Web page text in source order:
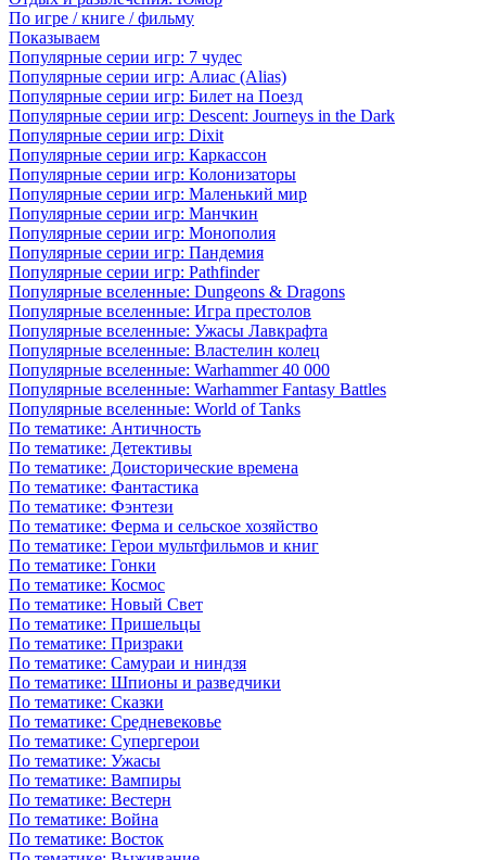
По игре / книге / фильму
Показываем
Популярные серии игр: 7 чудес
Популярные серии игр: Алиас (Alias)
Популярные серии игр: Билет на Поезд
Популярные серии игр: Descent: Journeys in the Dark
Популярные серии игр: Dixit
Популярные серии игр: Каркассон
Популярные серии игр: Колонизаторы
Популярные серии игр: Маленький мир
Популярные серии игр: Манчкин
Популярные серии игр: Монополия
Популярные серии игр: Пандемия
Популярные серии игр: Pathfinder
Популярные вселенные: Dungeons & Dragons
Популярные вселенные: Игра престолов
Популярные вселенные: Ужасы Лавкрафта
Популярные вселенные: Властелин колец
Популярные вселенные: Warhammer 40 000
Популярные вселенные: Warhammer Fantasy Battles
Популярные вселенные: World of Tanks
По тематике: Античность
По тематике: Детективы
По тематике: Доисторические времена
По тематике: Фантастика
По тематике: Фэнтези
По тематике: Ферма и сельское хозяйство
По тематике: Герои мультфильмов и книг
По тематике: Гонки
По тематике: Космос
По тематике: Новый Свет
По тематике: Пришельцы
По тематике: Призраки
По тематике: Самураи и ниндзя
По тематике: Шпионы и разведчики
По тематике: Сказки
По тематике: Средневековье
По тематике: Супергерои
По тематике: Ужасы
По тематике: Вампиры
По тематике: Вестерн
По тематике: Война
По тематике: Восток